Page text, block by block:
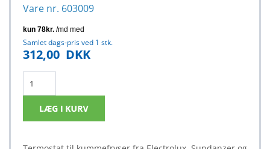
Vare nr. 603009
Samlet dags-pris ved 1 stk.
312,00 DKK